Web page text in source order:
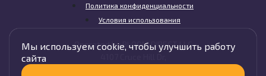
Политика конфиденциальности
Условия использования
Operated by BLOOM DIRECT LLC
Мы используем cookie, чтобы улучшить работу
сайта